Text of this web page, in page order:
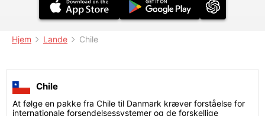
Hjem Lande Chile
Chile
At følge en pakke fra Chile til Danmark kræver forståelse for
internationale forsendelsessystemer og de forskellige